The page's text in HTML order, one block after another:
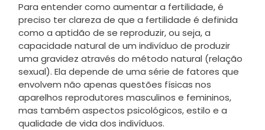
Para entender como aumentar a fertilidade, é
preciso ter clareza de que a fertilidade é definida
como a aptidão de se reproduzir, ou seja, a
capacidade natural de um indivíduo de produzir
uma gravidez através do método natural (relação
sexual). Ela depende de uma série de fatores que
envolvem não apenas questões físicas nos
aparelhos reprodutores masculinos e femininos,
mas também aspectos psicológicos, estilo e a
qualidade de vida dos indivíduos.